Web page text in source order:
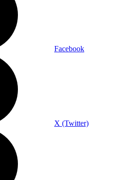
Facebook
X (Twitter)